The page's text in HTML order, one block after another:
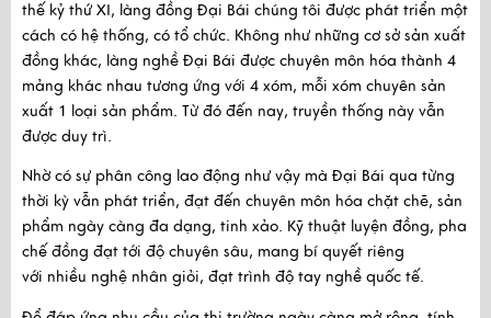
thế kỷ thứ XI, làng đồng Đại Bái chúng tôi được phát triển một
cách có hệ thống, có tổ chức. Không như những cơ sở sản xuất
đồng khác, làng nghề Đại Bái được chuyên môn hóa thành 4
mảng khác nhau tương ứng với 4 xóm, mỗi xóm chuyên sản
xuất 1 loại sản phẩm. Từ đó đến nay, truyền thống này vẫn
được duy trì.
Nhờ có sự phân công lao động như vậy mà Đại Bái qua từng
thời kỳ vẫn phát triển, đạt đến chuyên môn hóa chặt chẽ, sản
phẩm ngày càng đa dạng, tinh xảo. Kỹ thuật luyện đồng, pha
chế đồng đạt tới độ chuyên sâu, mang bí quyết riêng
với nhiều nghệ nhân giỏi, đạt trình độ tay nghề quốc tế.